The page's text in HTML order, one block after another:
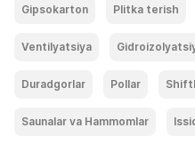
Gipsokarton Plitka terish
Ventilyatsiya
Duradgorlar Pollar
Saunalar va Hammomlar